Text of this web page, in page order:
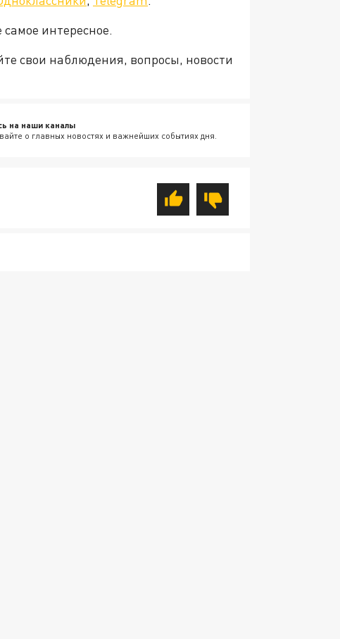
интересное.
свои наблюдения, вопросы, новости
на наши каналы
о главных новостях и важнейших событиях дня.